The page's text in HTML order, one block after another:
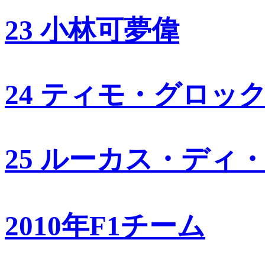
23 小林可夢偉
24 ティモ・グロッ
25 ルーカス・ディ
2010年F1チーム